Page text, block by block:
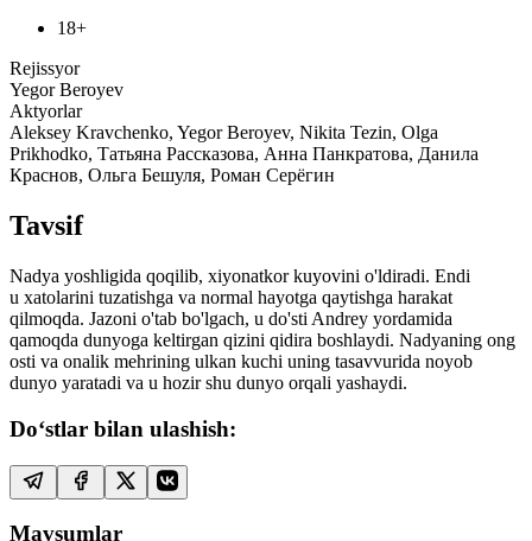
18+
Rejissyor
Yegor Beroyev
Aktyorlar
Aleksey Kravchenko, Yegor Beroyev, Nikita Tezin, Olga
Prikhodko, Татьяна Рассказова, Анна Панкратова, Данила
Краснов, Ольга Бешуля, Роман Серёгин
Tavsif
Nadya yoshligida qoqilib, xiyonatkor kuyovini o'ldiradi. Endi
u xatolarini tuzatishga va normal hayotga qaytishga harakat
qilmoqda. Jazoni o'tab bo'lgach, u do'sti Andrey yordamida
qamoqda dunyoga keltirgan qizini qidira boshlaydi. Nadyaning ong
osti va onalik mehrining ulkan kuchi uning tasavvurida noyob
dunyo yaratadi va u hozir shu dunyo orqali yashaydi.
Do‘stlar bilan ulashish:
Mavsumlar